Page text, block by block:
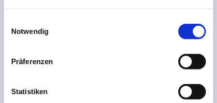
Notwendig
Präferenzen
Statistiken
aft mbH wird offizieller
TV Illingen Vikings
News werden offizieller
Medienpartner